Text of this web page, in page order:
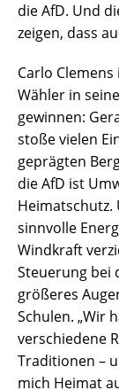
die AfD. Und
zeigen, dass
Carlo
Wähler in
gewinnen:
stoße vielen
geprägten
die AfD ist
sinnvolle
Windkraft
Steuerung bei
größeres
Schulen. „Wir
verschiedene
Traditionen –
mich Heimat